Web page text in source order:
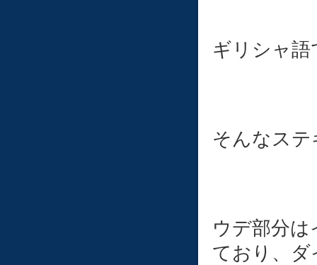
ギリシャ語
そんなス
ウデ部分
ており、